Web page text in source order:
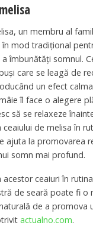
un membru al
mod tradițional
îmbunătăți somnul.
care se leagă de
un efect
îl face o alegere
să se relaxeze
de melisa în
ajuta la promovarea
somn mai profund.
ceaiuri în rutina
de seară poate fi o
de a promova
actualno.com.